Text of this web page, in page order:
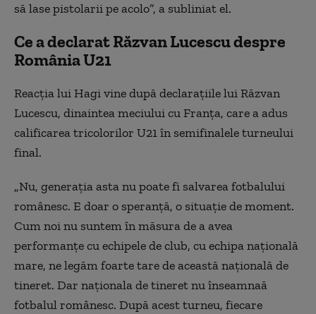
să lase pistolarii pe acolo”, a subliniat el.
Ce a declarat Răzvan Lucescu despre
România U21
Reacţia lui Hagi vine după declaraţiile lui Răzvan
Lucescu, dinaintea meciului cu Franţa, care a adus
calificarea tricolorilor U21 în semifinalele turneului
final.
„Nu, generaţia asta nu poate fi salvarea fotbalului
românesc. E doar o speranţă, o situaţie de moment.
Cum noi nu suntem în măsura de a avea
performanţe cu echipele de club, cu echipa națională
mare, ne legăm foarte tare de această naţională de
tineret. Dar naţionala de tineret nu înseamnaă
fotbalul românesc. După acest turneu, fiecare